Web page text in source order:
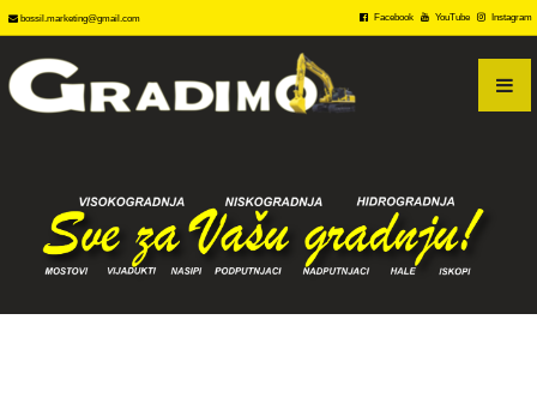
bossil.marketing@gmail.com Facebook YouTube Instagram
PRODAJA
KONTAKT
VIDEO GALERIJA